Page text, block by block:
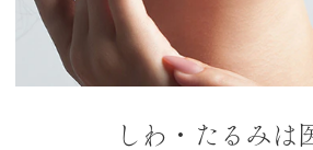
しわ・たるみは